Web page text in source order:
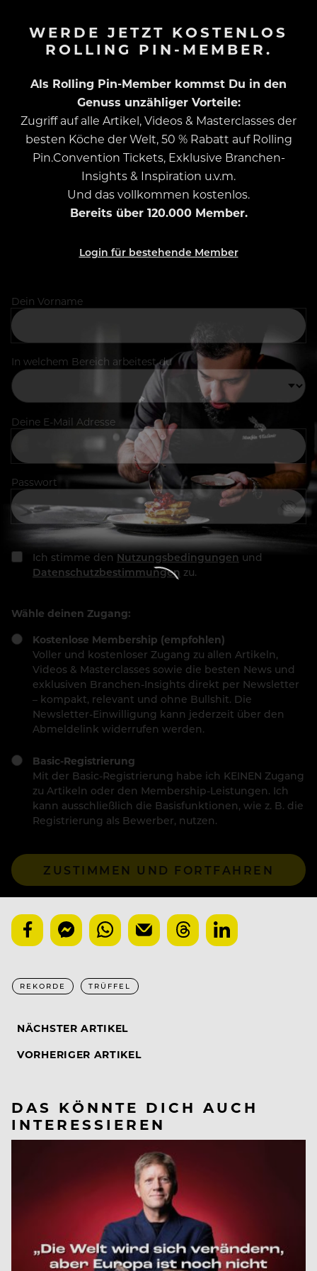
WERDE JETZT KOSTENLOS
ROLLING PIN-MEMBER.
Als Rolling Pin-Member kommst Du in den
Genuss unzähliger Vorteile:
Zugriff auf alle Artikel, Videos & Masterclasses der
besten Köche der Welt, 50 % Rabatt auf Rolling
Pin.Convention Tickets, Exklusive Branchen-
Insights & Inspiration u.v.m.
Und das vollkommen kostenlos.
Bereits über 120.000 Member.
Login für bestehende Member
Dein Vorname
In welchem Bereich arbeitest du
Deine E-Mail Adresse
Passwort
Ich stimme den Nutzungsbedingungen und
Datenschutzbestimmungen zu.
Wähle deinen Zugang:
Kostenlose Membership (empfohlen)
Voller und kostenloser Zugang zu allen Artikeln,
Videos & Masterclasses sowie die besten News und
exklusiven Branchen-Insights direkt per Newsletter
– kompakt, relevant und ohne Bullshit. Die
Newsletter-Einwilligung kann jederzeit über den
Abmeldelink widerrufen werden.
Basic-Registrierung
Mit der Basic-Registrierung habe ich KEINEN Zugang
zu Artikeln oder den Membership-Leistungen. Ich
kann ausschließlich die Basisfunktionen, wie z. B. die
Registrierung als Bewerber, nutzen.
ZUSTIMMEN UND FORTFAHREN
REKORDE TRÜFFEL
NÄCHSTER ARTIKEL
VORHERIGER ARTIKEL
DAS KÖNNTE DICH AUCH
INTERESSIEREN